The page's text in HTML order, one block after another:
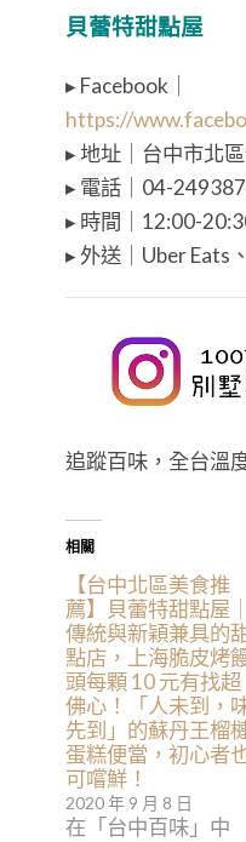
貝蕾特甜點屋
▸ Facebook｜
https://
▸ 地址｜台中市北
▸ 電話｜04-
▸ 時間｜12:00-
▸ 外送｜Uber Eats
追蹤百味，全台溫
相關
【台中北區美食推
薦】貝蕾特甜點屋｜
傳統與新穎兼具的
點店，上海脆皮烤
頭每顆 10 元有找超
佛心！「人未到，
先到」的蘇丹王榴
蛋糕便當，初心者
可嚐鮮！
2020 年 9 月 8 日
在「台中百味」中